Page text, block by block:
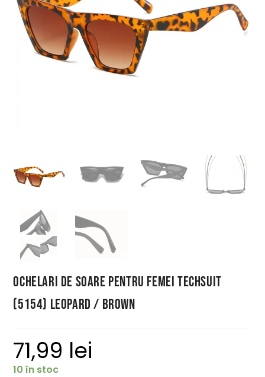
Ochelari de Soare pentru Femei Techsuit
(5154) Leopard / Brown
71,99 lei
10 în stoc